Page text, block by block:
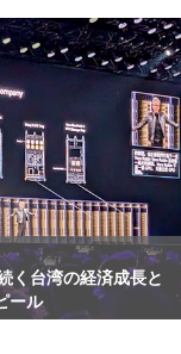
く台湾の経済成長と
ール